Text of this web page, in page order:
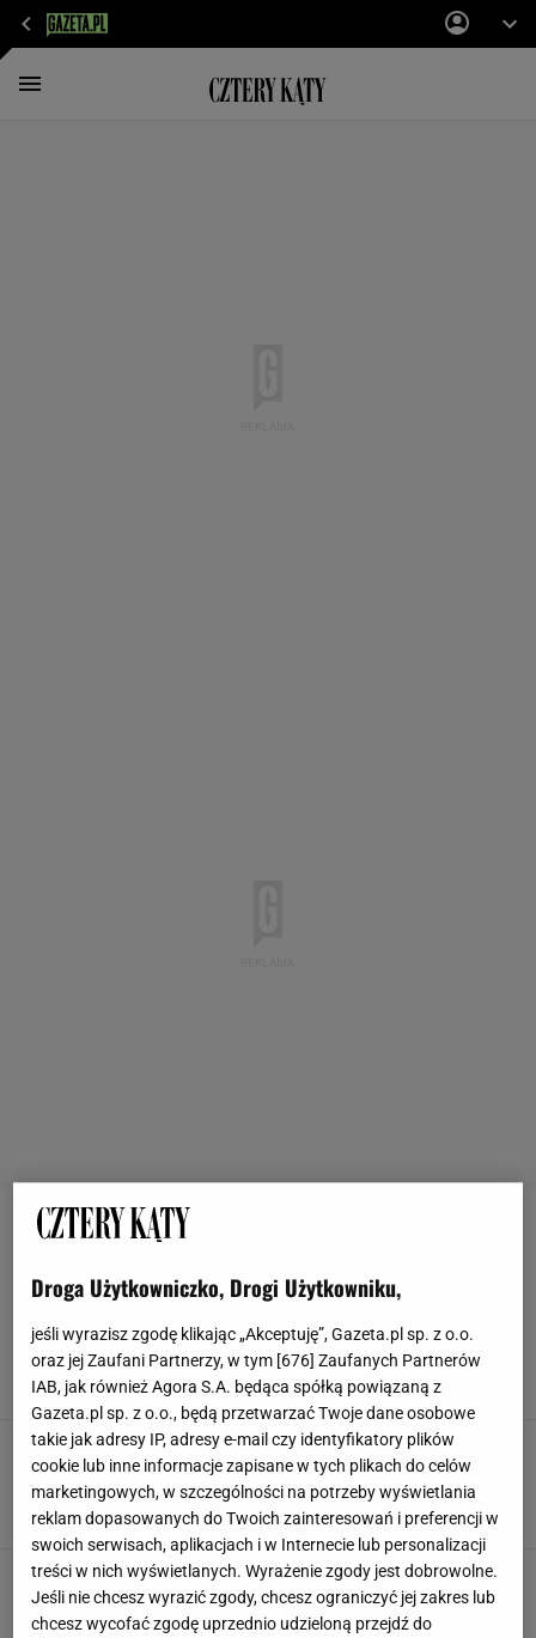
DEKORACJE BOŻONARODZENIOWE
Jak udekorować dom na święta? Dzięki tym
przestrzeń
DEKORACJE DEKORACJE BOŻONARODZENIOWE
DEKORACJE WNĘTRZ DEKORACJE ŚWIĄTECZNE
Kevin sam w domu. Najpiękniejsze filmowe
wigilie wszech czasów. Zainspirujcie się!
DEKORACJE BOŻONARODZENIOWE DEKORACJE ŚWIĄTECZNE
INSPIRACJE NAKRYCIE STOŁU
Choinka to obowiązkowy element świąt. Jakie
drzewko wybrać? Ekspert: Zwracajmy uwagę na
stan igieł
Droga Użytkowniczko, Drogi Użytkowniku,
jeśli wyrazisz zgodę klikając „Akceptuję”, Gazeta.pl sp. z o.o.
oraz jej Zaufani Partnerzy, w tym [676] Zaufanych Partnerów
IAB, jak również Agora S.A. będąca spółką powiązaną z
Gazeta.pl sp. z o.o., będą przetwarzać Twoje dane osobowe
takie jak adresy IP, adresy e-mail czy identyfikatory plików
cookie lub inne informacje zapisane w tych plikach do celów
marketingowych, w szczególności na potrzeby wyświetlania
reklam dopasowanych do Twoich zainteresowań i preferencji w
swoich serwisach, aplikacjach i w Internecie lub personalizacji
treści w nich wyświetlanych. Wyrażenie zgody jest dobrowolne.
Jeśli nie chcesz wyrazić zgody, chcesz ograniczyć jej zakres lub
chcesz wycofać zgodę uprzednio udzieloną przejdź do